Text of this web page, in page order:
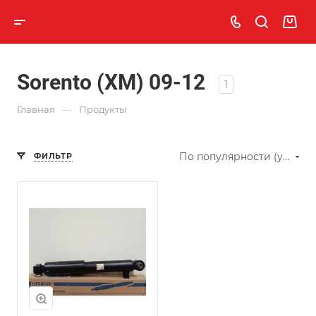
Sorento (XM) 09-12 1
Главная — Продукты
ФИЛЬТР По популярности (убывание)